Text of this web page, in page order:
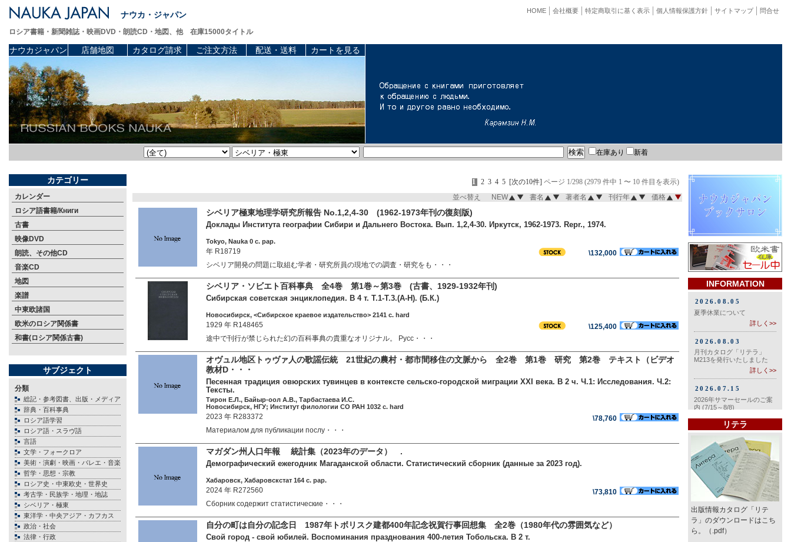
ナウカ・ジャパン 問合せ
サイトマップ
個人情報保護方針
特定商取引に基く表示
会社概要
HOME
ロシア書籍・新聞雑誌・映画DVD・朗読CD・地図、他 在庫15000タイトル
ナウカジャパン 店舗地図 カタログ請求 ご注文方法 配送・送料 カートを見る
在庫あり 新着
カテゴリー
カレンダー
ロシア語書籍/Книги
古書
映像DVD
朗読、その他CD
音楽CD
地図
楽譜
中東欧諸国
欧米のロシア関係書
和書(ロシア関係古書)
サブジェクト
分類
総記・参考図書、出版・メディア
辞典・百科事典
ロシア語学習
ロシア語・スラヴ語
言語
文学・フォークロア
美術・演劇・映画・バレエ・音楽
哲学・思想・宗教
ロシア史・中東欧史・世界史
考古学・民族学・地理・地誌
シベリア・極東
東洋学・中央アジア・カフカス
政治・社会
法律・行政
1 2 3 4 5 [次の10件] ページ 1/298 (2979 件中 1 〜 10 件目を表示)
並べ替え NEW 書名 著者名 刊行年 価格
シベリア極東地理学研究所報告 No.1,2,4-30 (1962-1973年刊の復刻版)
Доклады Института географии Сибири и Дальнего Востока. Вып. 1,2,4-30. Иркутск, 1962-1973. Repr., 1974.
Tokyo, Nauka 0 c. pap.
年 R18719
\132,000
シベリア開発の問題に取組む学者・研究所員の現地での調査・研究をも・・・
シベリア・ソビエト百科事典 全4巻 第1巻～第3巻 (古書、1929-1932年刊)
Сибирская советская энциклопедия. В 4 т. Т.1-Т.3.(А-Н). (Б.К.)
Новосибирск, <Сибирское краевое издательство> 2141 c. hard
1929 年 R148465
\125,400
途中で刊行が禁じられた幻の百科事典の貴重なオリジナル。 Русс・・・
オヴュル地区トゥヴァ人の歌謡伝統 21世紀の農村・都市間移住の文脈から 全2巻 第1巻 研究 第2巻 テキスト（ビデオ
教材D・・・
Песенная традиция овюрских тувинцев в контексте сельско-городской миграции XXI века. В 2 ч. Ч.1: Исследования. Ч.2:
Тексты.
Тирон Е.Л., Байыр-оол А.В., Тарбастаева И.С.
Новосибирск, НГУ; Институт филологии СО РАН 1032 c. hard
2023 年 R283372
\78,760
Материалом для публикации послу・・・
マガダン州人口年報 統計集（2023年のデータ） .
Демографический ежегодник Магаданской области. Статистический сборник (данные за 2023 год).
Хабаровск, Хабаровскстат 164 c. pap.
2024 年 R272560
\73,810
Сборник содержит статистические・・・
自分の町は自分の記念日 1987年トボリスク建都400年記念祝賀行事回想集 全2巻（1980年代の雰囲気など）
Свой город - свой юбилей. Воспоминания празднования 400-летия Тобольска. В 2 т.
INFORMATION
リテラ
出版情報カタログ「リテ
ラ」のダウンロードはこち
ら。（.pdf）